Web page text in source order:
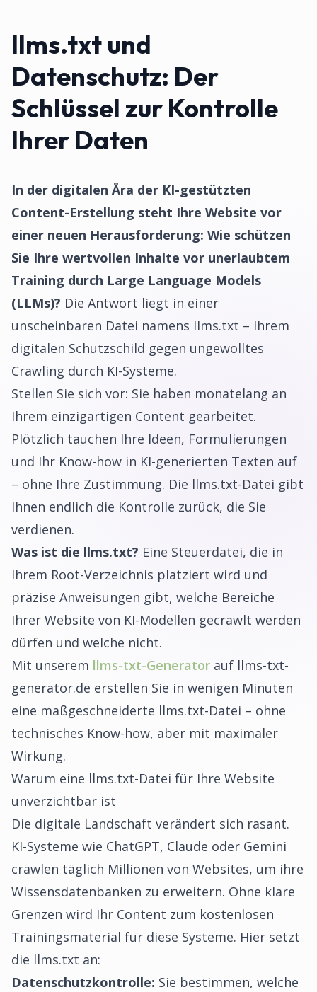
llms.txt und
Datenschutz: Der
Schlüssel zur Kontrolle
Ihrer Daten
In der digitalen Ära der KI-gestützten
Content-Erstellung steht Ihre Website vor
einer neuen Herausforderung: Wie schützen
Sie Ihre wertvollen Inhalte vor unerlaubtem
Training durch Large Language Models
(LLMs)? Die Antwort liegt in einer
unscheinbaren Datei namens llms.txt – Ihrem
digitalen Schutzschild gegen ungewolltes
Crawling durch KI-Systeme.
Stellen Sie sich vor: Sie haben monatelang an
Ihrem einzigartigen Content gearbeitet.
Plötzlich tauchen Ihre Ideen, Formulierungen
und Ihr Know-how in KI-generierten Texten auf
– ohne Ihre Zustimmung. Die llms.txt-Datei gibt
Ihnen endlich die Kontrolle zurück, die Sie
verdienen.
Was ist die llms.txt? Eine Steuerdatei, die in
Ihrem Root-Verzeichnis platziert wird und
präzise Anweisungen gibt, welche Bereiche
Ihrer Website von KI-Modellen gecrawlt werden
dürfen und welche nicht.
Mit unserem llms-txt-Generator auf llms-txt-
generator.de erstellen Sie in wenigen Minuten
eine maßgeschneiderte llms.txt-Datei – ohne
technisches Know-how, aber mit maximaler
Wirkung.
Warum eine llms.txt-Datei für Ihre Website
unverzichtbar ist
Die digitale Landschaft verändert sich rasant.
KI-Systeme wie ChatGPT, Claude oder Gemini
crawlen täglich Millionen von Websites, um ihre
Wissensdatenbanken zu erweitern. Ohne klare
Grenzen wird Ihr Content zum kostenlosen
Trainingsmaterial für diese Systeme. Hier setzt
die llms.txt an:
Datenschutzkontrolle: Sie bestimmen, welche